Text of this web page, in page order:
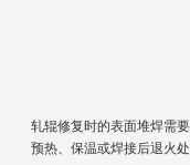
轧辊修复时的表面堆焊需
预热、保温或焊接后退火